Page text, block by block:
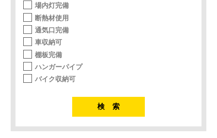
場内灯完備
断熱材使用
通気口完備
車収納可
棚板完備
ハンガーパイプ
バイク収納可